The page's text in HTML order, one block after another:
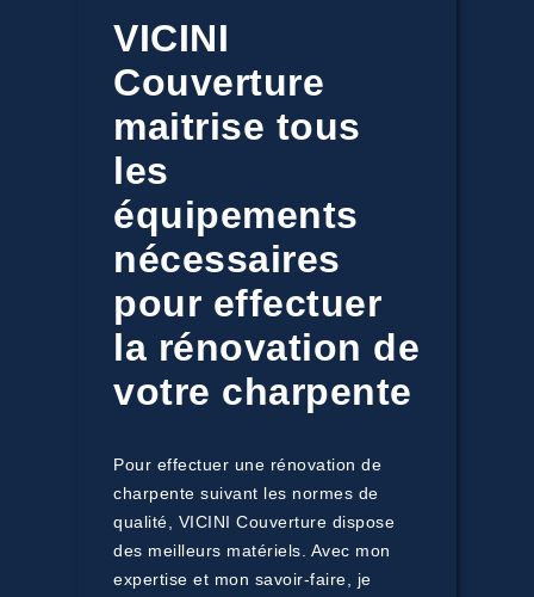
VICINI
Couverture
maitrise tous
les
équipements
nécessaires
pour effectuer
la rénovation de
votre charpente
Pour effectuer une rénovation de
charpente suivant les normes de
qualité, VICINI Couverture dispose
des meilleurs matériels. Avec mon
expertise et mon savoir-faire, je